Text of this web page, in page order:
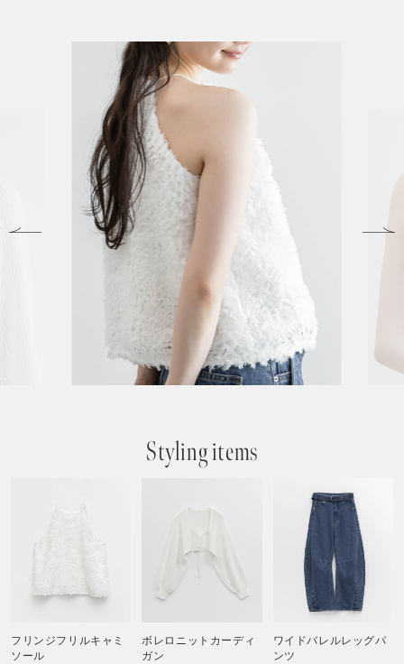
Styling items
フリンジフリルキャミ
ソール
ボレロニットカーディ
ガン
ワイドバレルレッグパ
ンツ